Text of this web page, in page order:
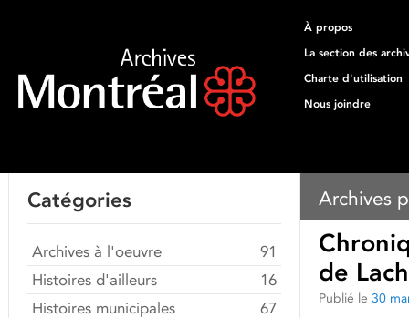
À propos
La section des
Charte d'utilisation
Nous joindre
Archives
de
Publié le 30
Catégories
Archives à l'oeuvre
91
Histoires d'ailleurs
16
Histoires municipales
67